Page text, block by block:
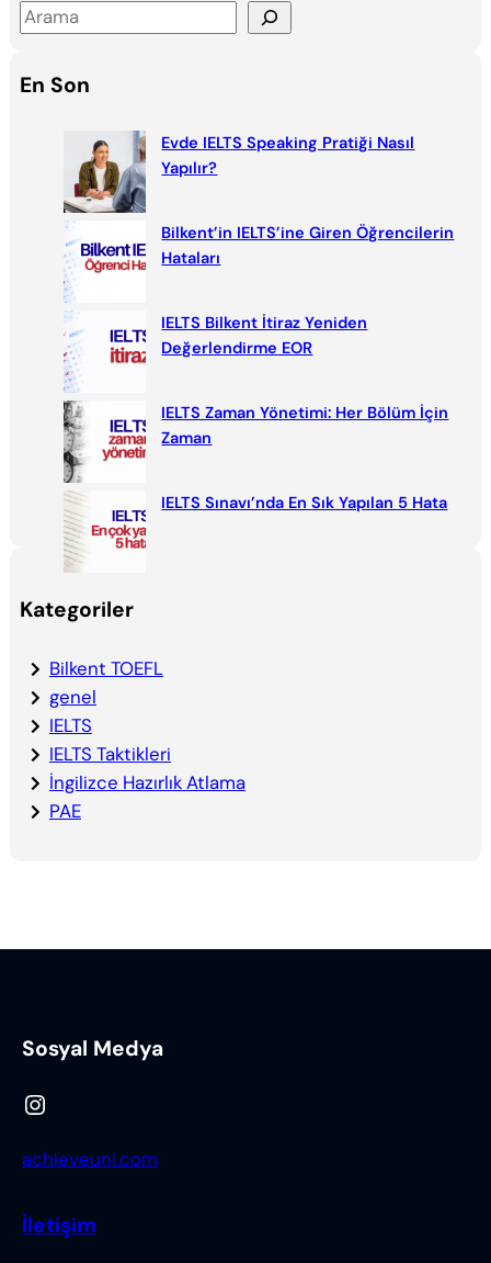
S
a
r
En Son
Evde IELTS Speaking Pratiği Nasıl
Yapılır?
Bilkent’in IELTS’ine Giren Öğrencilerin
Hataları
IELTS Bilkent İtiraz Yeniden
Değerlendirme EOR
IELTS Zaman Yönetimi: Her Bölüm İçin
Zaman
IELTS Sınavı’nda En Sık Yapılan 5 Hata
Kategoriler
Bilkent TOEFL
genel
IELTS
IELTS Taktikleri
İngilizce Hazırlık Atlama
PAE
Sosyal Medya
Instagram
achieveuni.com
İletişim